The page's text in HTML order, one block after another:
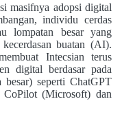
masifnya adopsi digital
individu cerdas
lompatan besar yang
buatan (AI).
Intecsian terus
digital berdasar pada
besar) seperti ChatGPT
(Microsoft) dan